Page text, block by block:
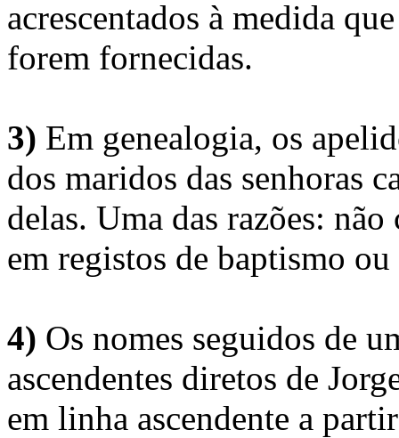
acrescentados à medida
forem fornecidas.
3) Em genealogia, os
dos maridos das senhoras
delas. Uma das razões:
em registos de baptismo
4) Os nomes seguidos de
ascendentes diretos de
em linha ascendente a